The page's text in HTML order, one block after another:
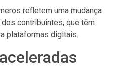
refletem uma mudança
contribuintes, que têm
plataformas digitais.